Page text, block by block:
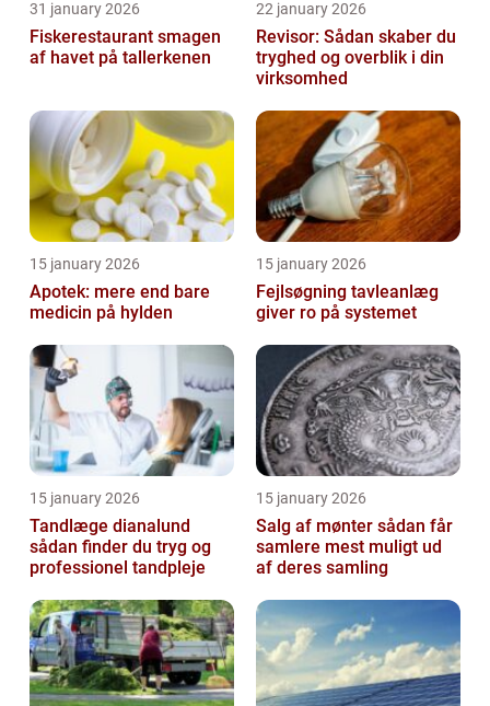
31 january 2026
Fiskerestaurant smagen
af havet på tallerkenen
22 january 2026
Revisor: Sådan skaber du
tryghed og overblik i din
virksomhed
15 january 2026
Apotek: mere end bare
medicin på hylden
15 january 2026
Fejlsøgning tavleanlæg
giver ro på systemet
15 january 2026
Tandlæge dianalund
sådan finder du tryg og
professionel tandpleje
15 january 2026
Salg af mønter sådan får
samlere mest muligt ud
af deres samling